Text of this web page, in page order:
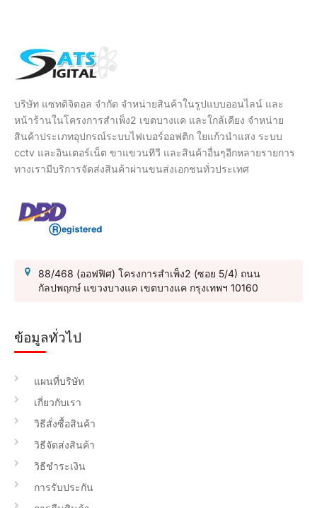
บริษัท แซทดิจิตอล จำกัด จำหน่ายสินค้าในรูปแบบออนไลน์ และ
หน้าร้านในโครงการสำเพ็ง2 เขตบางแค และใกล้เคียง จำหน่าย
สินค้าประเภทอุปกรณ์ระบบไฟเบอร์ออฟติก ใยแก้วนำแสง ระบบ
cctv และอินเตอร์เน็ต ขาแขวนทีวี และสินค้าอื่นๆอีกหลายรายการ
ทางเรามีบริการจัดส่งสินค้าผ่านขนส่งเอกชนทั่วประเทศ
88/468 (ออฟฟิศ) โครงการสำเพ็ง2 (ซอย 5/4) ถนน
กัลปพฤกษ์ แขวงบางแค เขตบางแค กรุงเทพฯ 10160
ข้อมูลทั่วไป
แผนที่บริษัท
เกี่ยวกับเรา
วิธีสั่งซื้อสินค้า
วิธีจัดส่งสินค้า
วิธีชำระเงิน
การรับประกัน